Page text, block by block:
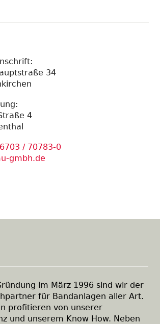
34
4
/ 70783-0
gmbh.de
im März 1996 sind wir der
für Bandanlagen aller Art.
profitieren von unserer
und unserem Know How. Neben